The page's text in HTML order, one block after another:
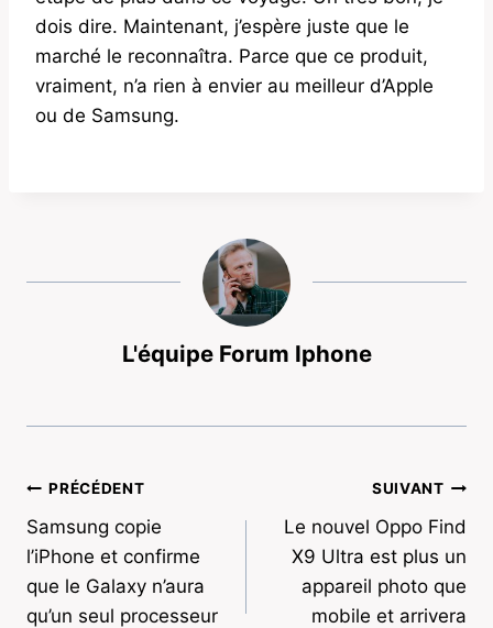
dois dire. Maintenant, j’espère juste que le
marché le reconnaîtra. Parce que ce produit,
vraiment, n’a rien à envier au meilleur d’Apple
ou de Samsung.
L'équipe Forum Iphone
Navigation
de
l’article
PRÉCÉDENT
Samsung copie
l’iPhone et confirme
que le Galaxy n’aura
qu’un seul processeur
SUIVANT
Le nouvel Oppo Find
X9 Ultra est plus un
appareil photo que
mobile et arrivera